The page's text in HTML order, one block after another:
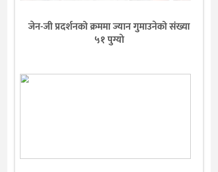
जेन-जी प्रदर्शनको क्रममा ज्यान गुमाउनेको संख्या
५१ पुग्याे